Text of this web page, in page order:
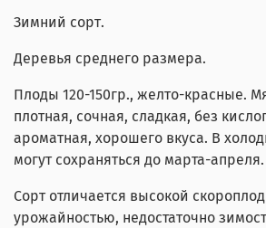
Зимний сорт.
Деревья среднего размера.
Плоды 120-150гр., желто-красные.
плотная, сочная, сладкая, без
ароматная, хорошего вкуса. В
могут сохраняться до марта-апреля.
Сорт отличается высокой
урожайностью, недостаточно